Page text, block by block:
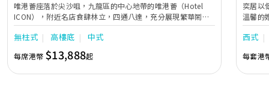
唯港薈座落於尖沙咀，九龍區的中心地帶的唯港薈（Hotel
ICON），附近名店食肆林立，四通八達，充分展現繁華鬧巿
中的活力個性，成為一眾準新人舉辦婚宴的熱門之選。專業團
隊由策劃統籌至所有婚宴每個細節，唯港薈都力臻完美，保證
讓您留下獨特的醉人回憶。 擁有時尚高樓頂的Silverbox宴會
廳，配置了全套先進的視聽影音及燈光設備配套，並採用極富
現代時尚感的水晶玻璃燈，演繹出與別不同的經典神韻。不論
無柱式 高樓底 中式
每席港幣 $13,888起
奕居以
溫馨的
團隊會
西式
每套港